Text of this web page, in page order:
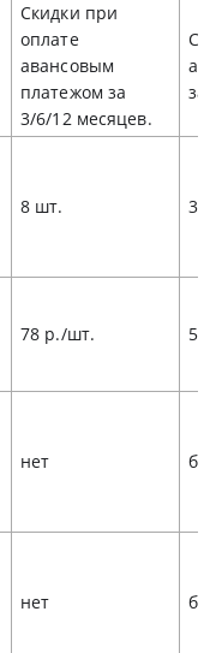
Скидки при
оплате
авансовым
платежом за
3/6/12 месяцев.
за
8 шт. 30
78 р./шт. 50
нет
нет